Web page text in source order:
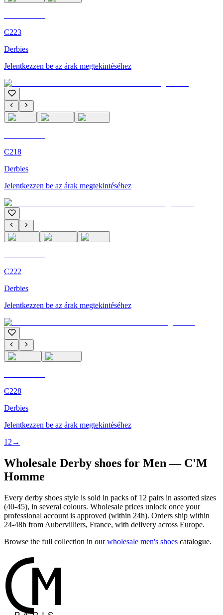
C223
Derbies
Jelentkezzen be az árak megtekintéséhez
C218
Derbies
Jelentkezzen be az árak megtekintéséhez
C222
Derbies
Jelentkezzen be az árak megtekintéséhez
C228
Derbies
Jelentkezzen be az árak megtekintéséhez
1 2 →
Wholesale Derby shoes for Men — C'M
Homme
Every derby shoes style is sold in packs of 12 pairs in assorted sizes
(40-45), in several colours. Wholesale prices unlock once your
professional account is approved (within 24h). Orders ship within
24-48h from Aubervilliers, France, with delivery across Europe.
Browse the full collection in our wholesale men's shoes catalogue.